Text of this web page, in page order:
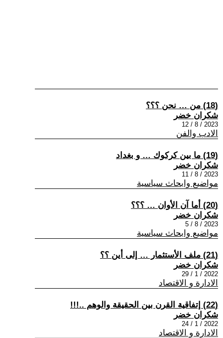
(18) من … نحن ؟؟؟
شكران خضر
2023 / 8 / 12
الادب والفن
(19) ما بين كركوك … و بغداد
شكران خضر
2023 / 8 / 11
مواضيع وابحاث سياسية
(20) أما آن الأوان … ؟؟؟
شكران خضر
2023 / 8 / 5
مواضيع وابحاث سياسية
(21) ملف الأستثمار … إلى أين ؟؟
شكران خضر
2022 / 1 / 29
الادارة و الاقتصاد
(22) إتفاقية القرن بين الحقيقة والوهم ..!!!
شكران خضر
2022 / 1 / 24
الادارة و الاقتصاد